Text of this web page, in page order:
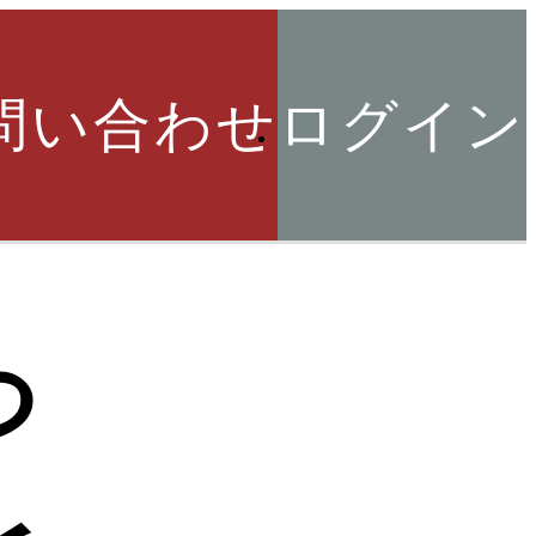
い合わせ ログイン